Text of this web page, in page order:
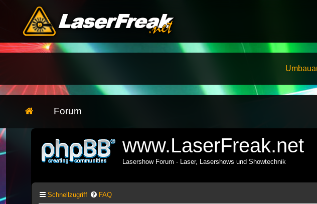
Forum
www.LaserFreak.net
Lasershow Forum - Laser, Lasershows und Showtechnik
Schnellzugriff FAQ